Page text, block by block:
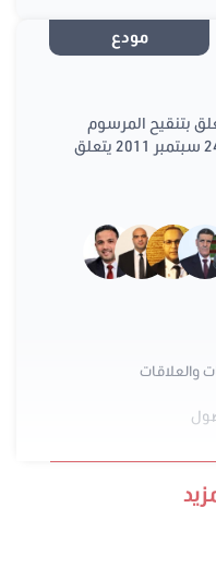
مودع
بتنقيح المرسوم
عدد 87 لسنة 2011 مؤرخ في 24 سبتمبر 2011 يتعلق
والعلاقات